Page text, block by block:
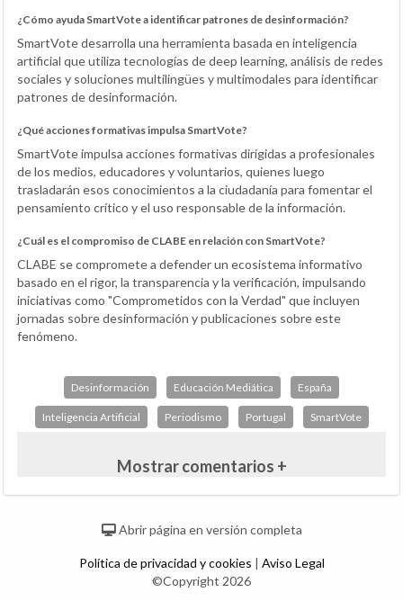
¿Cómo ayuda SmartVote a identificar patrones de desinformación?
SmartVote desarrolla una herramienta basada en inteligencia
artificial que utiliza tecnologías de deep learning, análisis de redes
sociales y soluciones multilingües y multimodales para identificar
patrones de desinformación.
¿Qué acciones formativas impulsa SmartVote?
SmartVote impulsa acciones formativas dirigidas a profesionales
de los medios, educadores y voluntarios, quienes luego
trasladarán esos conocimientos a la ciudadanía para fomentar el
pensamiento crítico y el uso responsable de la información.
¿Cuál es el compromiso de CLABE en relación con SmartVote?
CLABE se compromete a defender un ecosistema informativo
basado en el rigor, la transparencia y la verificación, impulsando
iniciativas como "Comprometidos con la Verdad" que incluyen
jornadas sobre desinformación y publicaciones sobre este
fenómeno.
Desinformación Educación Mediática España
Inteligencia Artificial Periodismo Portugal SmartVote
Mostrar comentarios +
Abrir página en versión completa
Política de privacidad y cookies | Aviso Legal
©Copyright 2026